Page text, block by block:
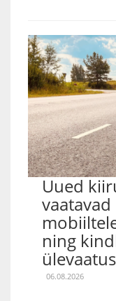
Uued
ning
06.08.2026